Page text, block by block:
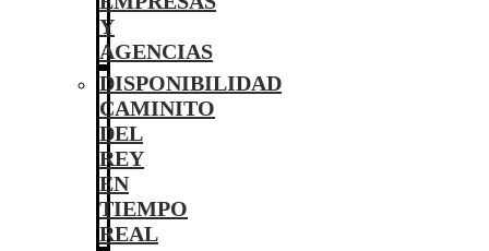
Y
AGENCIAS
DISPONIBILIDAD
CAMINITO
DEL
REY
EN
TIEMPO
REAL